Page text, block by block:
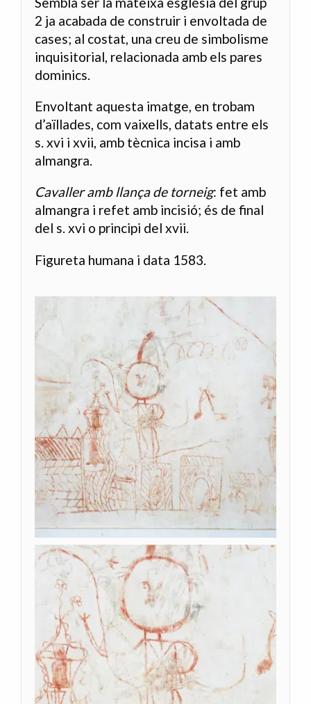
2 ja acabada de construir i envoltada de
cases; al costat, una creu de simbolisme
inquisitorial, relacionada amb els pares
dominics.
Envoltant aquesta imatge, en trobam
d’aïllades, com vaixells, datats entre els
s. xvi i xvii, amb tècnica incisa i amb
almangra.
Cavaller amb llança de torneig: fet amb
almangra i refet amb incisió; és de final
del s. xvi o principi del xvii.
Figureta humana i data 1583.